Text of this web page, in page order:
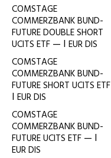
COMSTAGE
COMMERZBANKBUND-
FUTUREDOUBLESHORT
UCITS ETF — I EURDIS
COMSTAGE
COMMERZBANKBUND-
FUTURESHORT UCITS ETF
I EURDIS
COMSTAGE
COMMERZBANKBUND-
FUTUREUCITS ETF — I
EURDIS